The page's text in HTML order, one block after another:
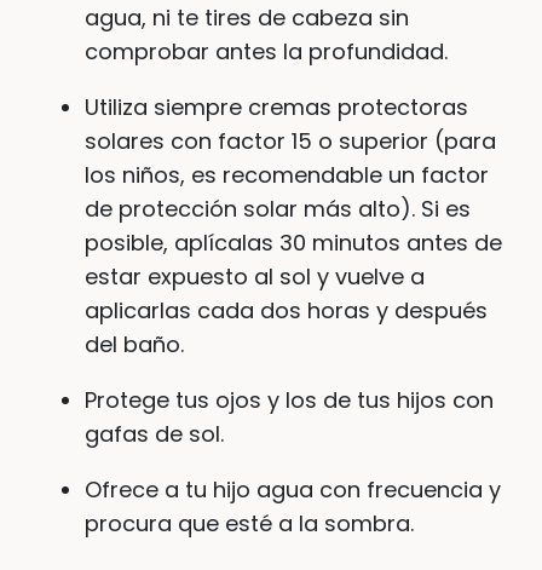
agua, ni te tires de cabeza sin
comprobar antes la profundidad.
Utiliza siempre cremas protectoras
solares con factor 15 o superior (para
los niños, es recomendable un factor
de protección solar más alto). Si es
posible, aplícalas 30 minutos antes de
estar expuesto al sol y vuelve a
aplicarlas cada dos horas y después
del baño.
Protege tus ojos y los de tus hijos con
gafas de sol.
Ofrece a tu hijo agua con frecuencia y
procura que esté a la sombra.